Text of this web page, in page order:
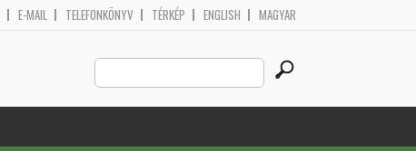
E-MAIL TELEFONKÖNYV TÉRKÉP ENGLISH MAGYAR
Search
this
site